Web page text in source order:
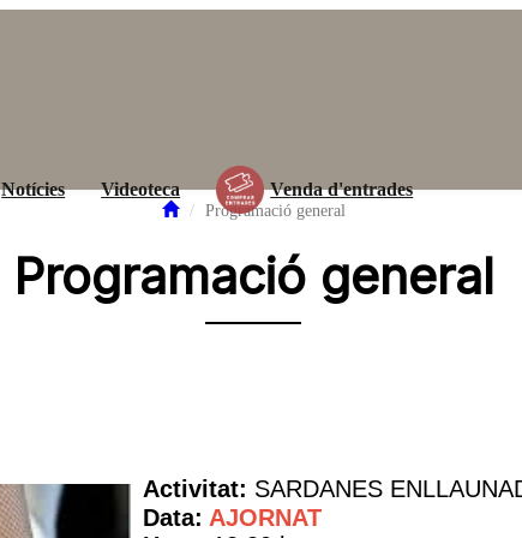
Notícies Videoteca Venda d'entrades
Programació general
Programació general
Activitat: SARDANES
Data: AJORNAT